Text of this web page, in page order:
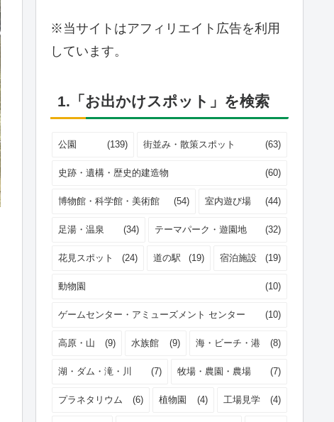
※当サイトはアフィリエイト広告を利用
しています。
1.「お出かけスポット」を検索
公園 (139) 街並み・散策スポット (63)
史跡・遺構・歴史的建造物 (60)
博物館・科学館・美術館 (54) 室内遊び場 (44)
足湯・温泉 (34) テーマパーク・遊園地 (32)
花見スポット (24) 道の駅 (19) 宿泊施設 (19)
動物園 (10)
ゲームセンター・アミューズメント センター (10)
高原・山 (9) 水族館 (9) 海・ビーチ・港 (8)
湖・ダム・滝・川 (7) 牧場・農園・農場 (7)
プラネタリウム (6) 植物園 (4) 工場見学 (4)